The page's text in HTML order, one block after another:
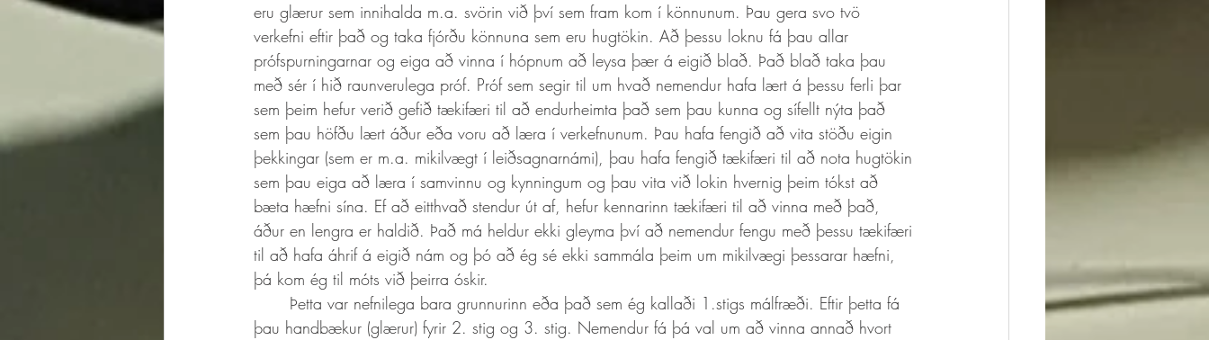
eru glærur sem innihalda m.a. svörin við því sem fram kom í könnunum. Þau gera svo tvö
verkefni eftir það og taka fjórðu könnuna sem eru hugtökin. Að þessu loknu fá þau allar
prófspurningarnar og eiga að vinna í hópnum að leysa þær á eigið blað. Það blað taka þau
með sér í hið raunverulega próf. Próf sem segir til um hvað nemendur hafa lært á þessu ferli þar
sem þeim hefur verið gefið tækifæri til að endurheimta það sem þau kunna og sífellt nýta það
sem þau höfðu lært áður eða voru að læra í verkefnunum. Þau hafa fengið að vita stöðu eigin
þekkingar (sem er m.a. mikilvægt í leiðsagnarnámi), þau hafa fengið tækifæri til að nota hugtökin
sem þau eiga að læra í samvinnu og kynningum og þau vita við lokin hvernig þeim tókst að
bæta hæfni sína. Ef að eitthvað stendur út af, hefur kennarinn tækifæri til að vinna með það,
áður en lengra er haldið. Það má heldur ekki gleyma því að nemendur fengu með þessu tækifæri
til að hafa áhrif á eigið nám og þó að ég sé ekki sammála þeim um mikilvægi þessarar hæfni,
þá kom ég til móts við þeirra óskir.
þau handbækur (glærur) fyrir 2. stig og 3. stig. Nemendur fá þá val um að vinna annað hvort